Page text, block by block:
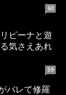
60
ピーナと遊
気さえあれ
59
バレて修羅